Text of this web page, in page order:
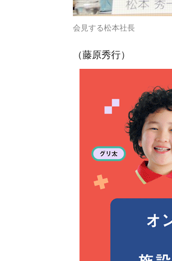
会見する松本社長
（藤原秀行）